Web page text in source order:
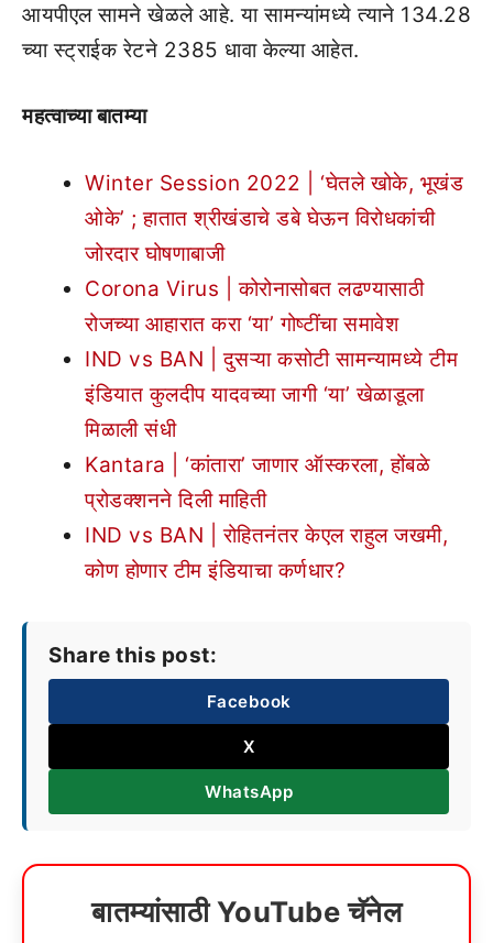
आयपीएल सामने खेळले आहे. या सामन्यांमध्ये त्याने 134.28
च्या स्ट्राईक रेटने 2385 धावा केल्या आहेत.
महत्वाच्या बातम्या
Winter Session 2022 | ‘घेतले खोके, भूखंड
ओके’ ; हातात श्रीखंडाचे डबे घेऊन विरोधकांची
जोरदार घोषणाबाजी
Corona Virus | कोरोनासोबत लढण्यासाठी
रोजच्या आहारात करा ‘या’ गोष्टींचा समावेश
IND vs BAN | दुसऱ्या कसोटी सामन्यामध्ये टीम
इंडियात कुलदीप यादवच्या जागी ‘या’ खेळाडूला
मिळाली संधी
Kantara | ‘कांतारा’ जाणार ऑस्करला, होंबळे
प्रोडक्शनने दिली माहिती
IND vs BAN | रोहितनंतर केएल राहुल जखमी,
कोण होणार टीम इंडियाचा कर्णधार?
Share this post:
Facebook
X
WhatsApp
बातम्यांसाठी YouTube चॅनेल